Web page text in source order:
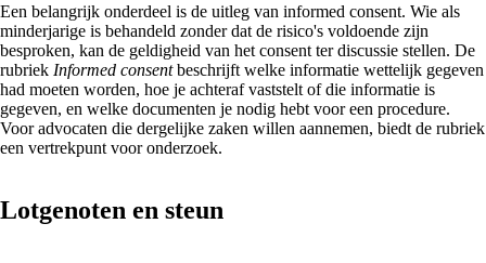
Een belangrijk onderdeel is de uitleg van informed consent. Wie als
minderjarige is behandeld zonder dat de risico's voldoende zijn
besproken, kan de geldigheid van het consent ter discussie stellen. De
rubriek Informed consentbeschrijft welke informatie wettelijk gegeven
had moeten worden, hoe je achteraf vaststelt of die informatie is
gegeven, en welke documenten je nodig hebt voor een procedure.
Voor advocaten die dergelijke zaken willen aannemen, biedt de rubriek
een vertrekpunt voor onderzoek.
Lotgenoten en steun